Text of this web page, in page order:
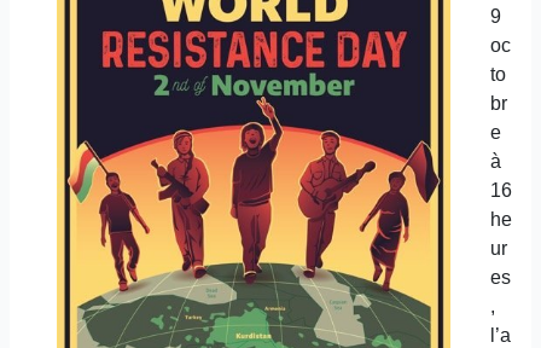
9
oc
to
br
e
à
16
he
ur
es
,
l’a